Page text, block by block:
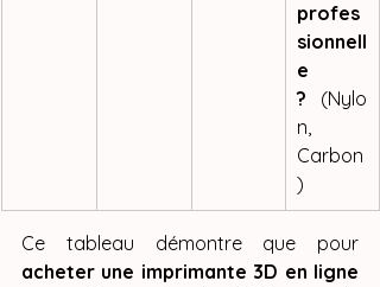
profes
sionnell
e
? (Nylo
n,
Carbon
)
acheter une imprimante 3D en ligne